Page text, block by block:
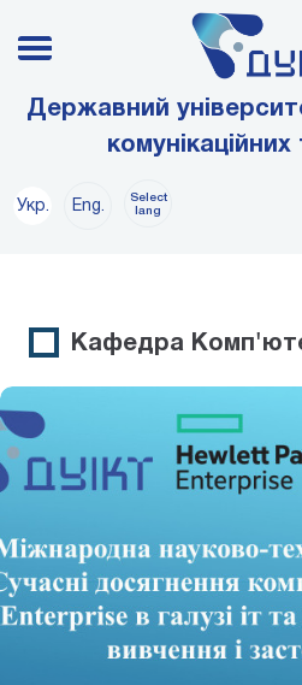
Державний
комунікаційних
Укр. Eng.
Select
lang
Кафедра